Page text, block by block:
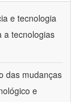
e tecnologia
a tecnologias
das mudanças
e